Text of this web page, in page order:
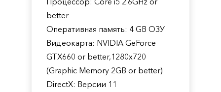
better
Оперативная память: 4 GB ОЗУ
Видеокарта: NVIDIA GeForce
GTX660 or better,1280x720
(Graphic Memory 2GB or better)
DirectX: Версии 11